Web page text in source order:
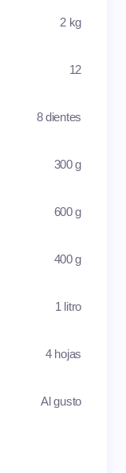
2 kg
12
8 dientes
300 g
600 g
400 g
1 litro
4 hojas
Al gusto